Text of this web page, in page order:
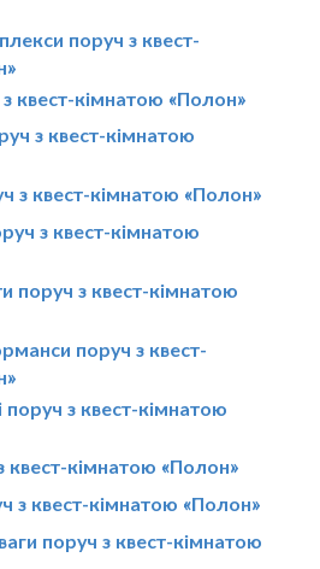
поруч з квест-
квест-кімнатою «Полон»
з квест-кімнатою
з квест-кімнатою «Полон»
з квест-кімнатою
поруч з квест-кімнатою
поруч з квест-
поруч з квест-кімнатою
квест-кімнатою «Полон»
з квест-кімнатою «Полон»
поруч з квест-кімнатою